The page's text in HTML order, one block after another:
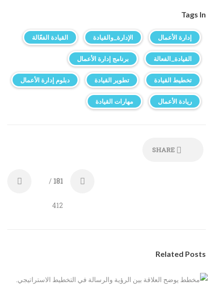
Tags In
إدارة الأعمال الإدارة_والقيادة القيادة الفعّالة
القيادة_الفعالة برنامج إدارة الأعمال
تخطيط القيادة تطوير القيادة دبلوم إدارة الأعمال
ريادة الأعمال مهارات القيادة
SHARE
181
/
412
Related Posts